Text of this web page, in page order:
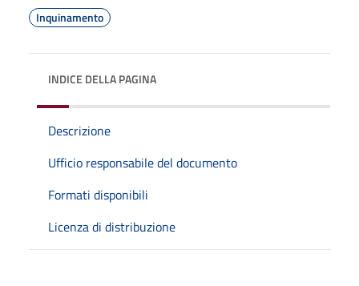
Inquinamento
INDICE DELLA PAGINA
Descrizione
Ufficio responsabile del documento
Formati disponibili
Licenza di distribuzione